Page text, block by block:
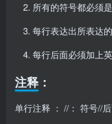
所有的符号都必须
每行表达出所表达
每行后面必须加上
注释：
单行注释 ： //： 符号//